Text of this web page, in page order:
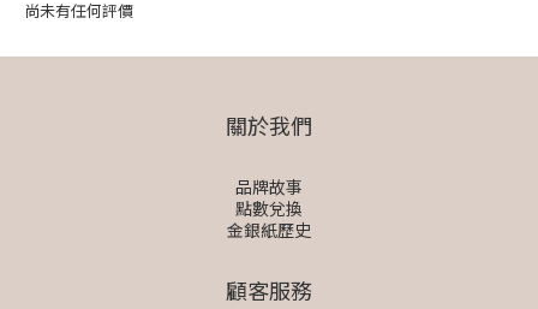
尚未有任何評價
關於我們
品牌故事
點數兌換
金銀紙歷史
顧客服務